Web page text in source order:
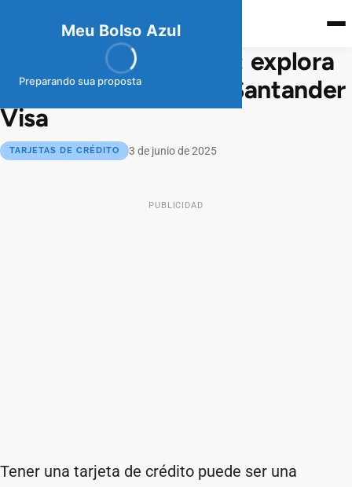
Meu Bolso Azul
Preparando sua proposta
meubolso Azul
Funciones y solicitud: explora
la tarjeta de crédito Santander
Visa
TARJETAS DE CRÉDITO 3 de junio de 2025
PUBLICIDAD
Tener una tarjeta de crédito puede ser una